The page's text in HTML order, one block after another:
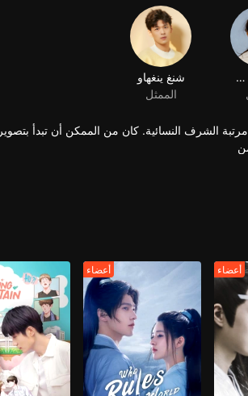
تشو تسي شين
شنغ ينغهاو
الممثل
الشرف النسائية. كان من الممكن أن تبدأ بتصوير
،
أعضاء أعضاء